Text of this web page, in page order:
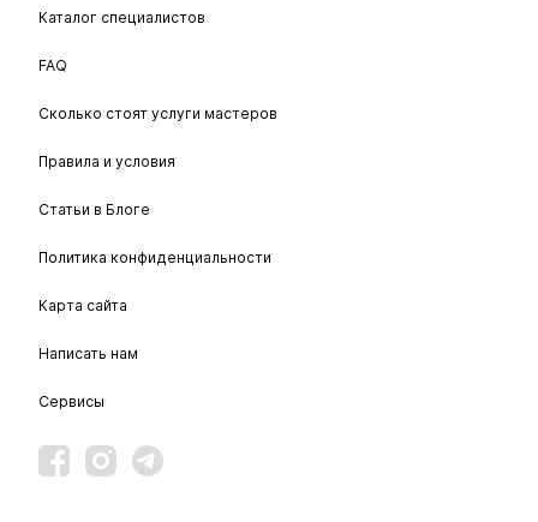
Каталог специалистов
FAQ
Сколько стоят услуги мастеров
Правила и условия
Статьи в Блоге
Политика конфиденциальности
Карта сайта
Написать нам
Сервисы